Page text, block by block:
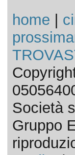
home
Società
Gruppo